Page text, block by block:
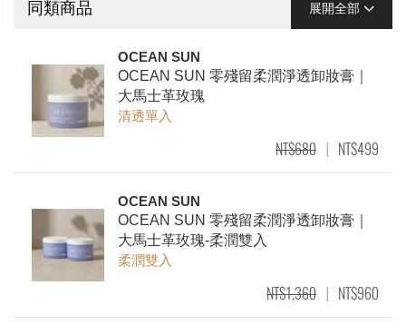
同類商品 展開全部
OCEAN SUN
OCEAN SUN 零殘留柔潤淨透卸妝膏｜
大馬士革玫瑰
清透單入
NT$680 NT$499
OCEAN SUN
OCEAN SUN 零殘留柔潤淨透卸妝膏｜
大馬士革玫瑰-柔潤雙入
柔潤雙入
NT$1,360 NT$960